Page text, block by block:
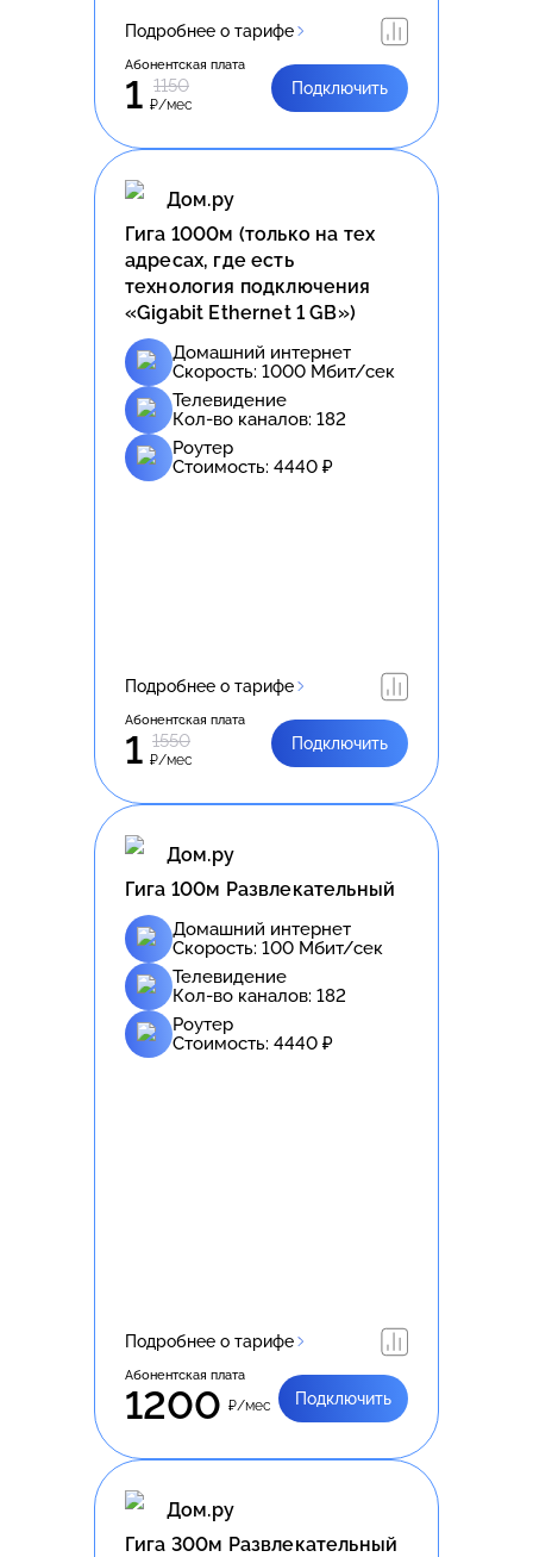
Подробнее о тарифе
Абонентская плата
1 1150
₽/мес
Подключить
Дом.ру
Гига 1000м (только на тех
адресах, где есть
технология подключения
«Gigabit Ethernet 1 GB»)
Домашний интернет
Скорость: 1000 Мбит/сек
Телевидение
Кол-во каналов: 182
Роутер
Стоимость: 4440 ₽
Подробнее о тарифе
Абонентская плата
1 1550
₽/мес
Подключить
Дом.ру
Гига 100м Развлекательный
Домашний интернет
Скорость: 100 Мбит/сек
Телевидение
Кол-во каналов: 182
Роутер
Стоимость: 4440 ₽
Подробнее о тарифе
Абонентская плата
1200 ₽/мес Подключить
Дом.ру
Гига 300м Развлекательный